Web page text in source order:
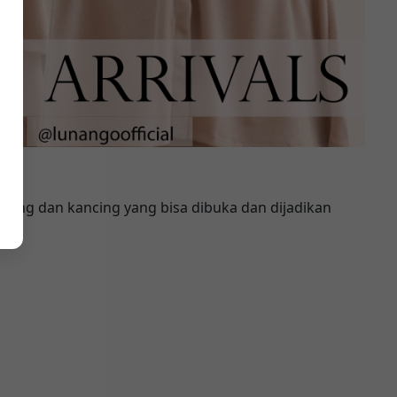
dan kancing yang bisa dibuka dan dijadikan